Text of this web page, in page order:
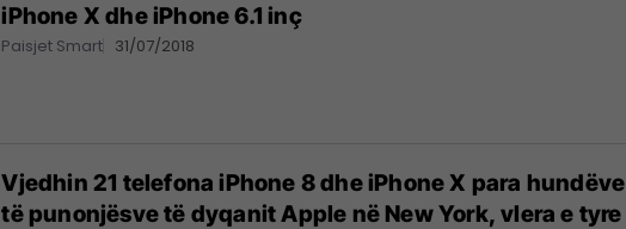
iPhone X dhe iPhone 6.1 inç
Paisjet Smart 31/07/2018
Vjedhin 21 telefona iPhone 8 dhe iPhone X para hundëve
të punonjësve të dyqanit Apple në New York, vlera e tyre